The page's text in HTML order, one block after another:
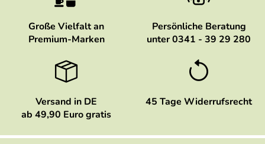
Große Vielfalt an
Premium-Marken
Persönliche Beratung
unter 0341 - 39 29 280
Versand in DE
ab 49,90 Euro gratis
45 Tage Widerrufsrecht